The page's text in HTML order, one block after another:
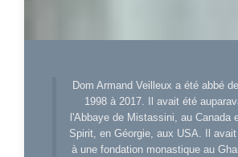
Dom Armand Veilleux a été abbé
1998 à 2017. Il avait été
l'Abbaye de Mistassini, au Canada
Spirit, en Géorgie, aux USA. Il
à une fondation monastique au